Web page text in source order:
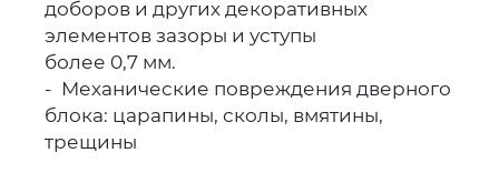
доборов и других декоративных
элементов зазоры и уступы
более 0,7 мм.
- Механические повреждения дверного
блока: царапины, сколы, вмятины,
трещины